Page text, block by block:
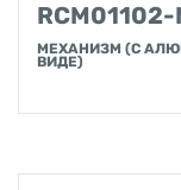
RCM01102-
МЕХАНИЗМ (С
ВИДЕ)